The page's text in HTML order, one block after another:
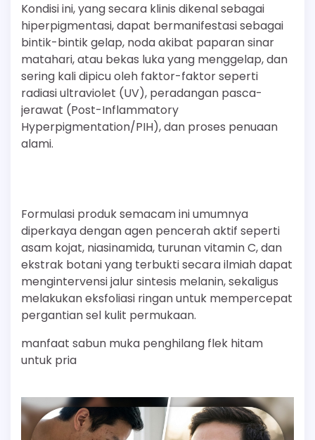
Kondisi ini, yang secara klinis dikenal sebagai
hiperpigmentasi, dapat bermanifestasi sebagai
bintik-bintik gelap, noda akibat paparan sinar
matahari, atau bekas luka yang menggelap, dan
sering kali dipicu oleh faktor-faktor seperti
radiasi ultraviolet (UV), peradangan pasca-
jerawat (Post-Inflammatory
Hyperpigmentation/PIH), dan proses penuaan
alami.
Formulasi produk semacam ini umumnya
diperkaya dengan agen pencerah aktif seperti
asam kojat, niasinamida, turunan vitamin C, dan
ekstrak botani yang terbukti secara ilmiah dapat
mengintervensi jalur sintesis melanin, sekaligus
melakukan eksfoliasi ringan untuk mempercepat
pergantian sel kulit permukaan.
manfaat sabun muka penghilang flek hitam
untuk pria